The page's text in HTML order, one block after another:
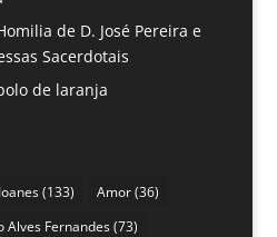
de D. José Pereira e
Sacerdotais
de laranja
(133) Amor(36)
Alves Fernandes(73)